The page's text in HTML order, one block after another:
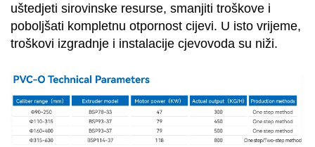
uštedjeti sirovinske resurse, smanjiti troškove i
poboljšati kompletnu otpornost cijevi. U isto vrijeme,
troškovi izgradnje i instalacije cjevovoda su niži.